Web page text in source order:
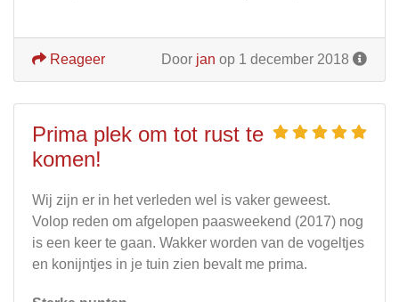
Door jan op 1 december 2018
Reageer
Prima plek om tot rust te
komen!
Wij zijn er in het verleden wel is vaker geweest.
Volop reden om afgelopen paasweekend (2017) nog
is een keer te gaan. Wakker worden van de vogeltjes
en konijntjes in je tuin zien bevalt me prima.